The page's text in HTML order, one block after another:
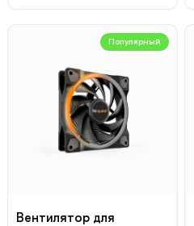
Популярный
Вентилятор для